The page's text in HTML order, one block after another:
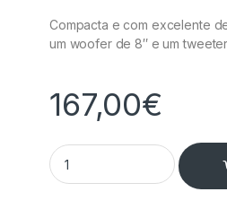
Compacta e com excelente
um woofer de 8″ e um tweeter
167,00€
Coluna Activa 8" 120W